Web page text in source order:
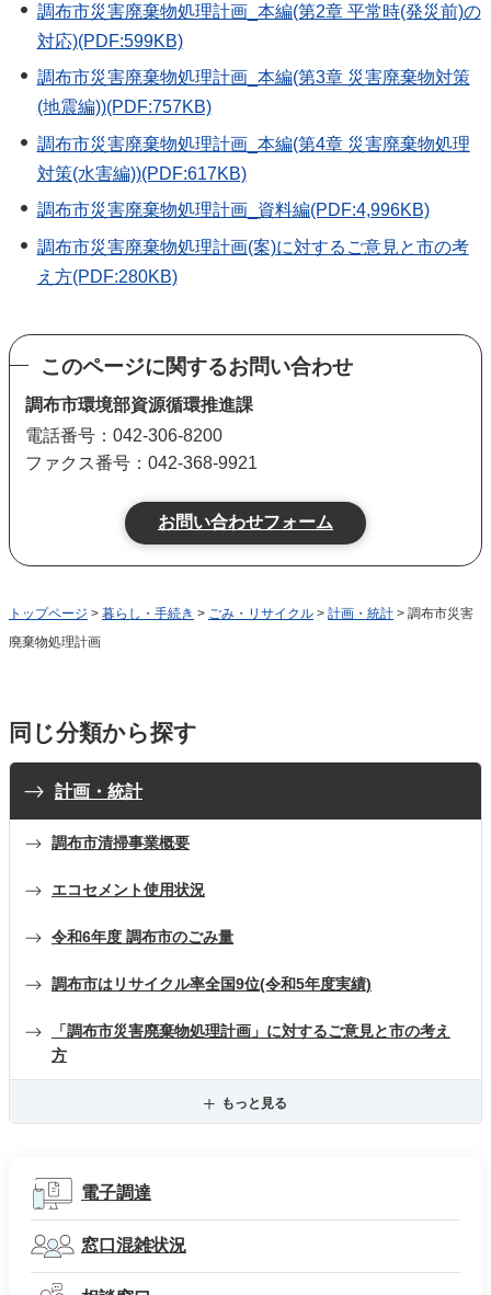
調布市災害廃棄物処理計画_本編(第2章 平常時(発災前)の
対応)(PDF:599KB)
調布市災害廃棄物処理計画_本編(第3章 災害廃棄物対策
(地震編))(PDF:757KB)
調布市災害廃棄物処理計画_本編(第4章 災害廃棄物処理
対策(水害編))(PDF:617KB)
調布市災害廃棄物処理計画_資料編(PDF:4,996KB)
調布市災害廃棄物処理計画(案)に対するご意見と市の考
え方(PDF:280KB)
このページに関するお問い合わせ
調布市環境部資源循環推進課
電話番号：042-306-8200
ファクス番号：042-368-9921
トップページ > 暮らし・手続き > ごみ・リサイクル > 計画・統計 > 調布市災害
廃棄物処理計画
同じ分類から探す
計画・統計
調布市清掃事業概要
エコセメント使用状況
令和6年度 調布市のごみ量
調布市はリサイクル率全国9位(令和5年度実績)
「調布市災害廃棄物処理計画」に対するご意見と市の考え
方
もっと見る
電子調達
窓口混雑状況